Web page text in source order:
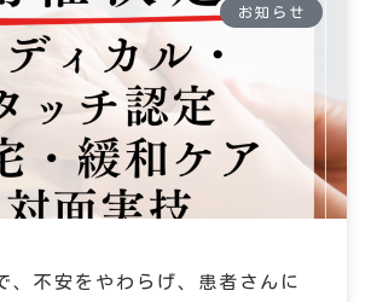
お知らせ
、不安をやわらげ、患者さんに